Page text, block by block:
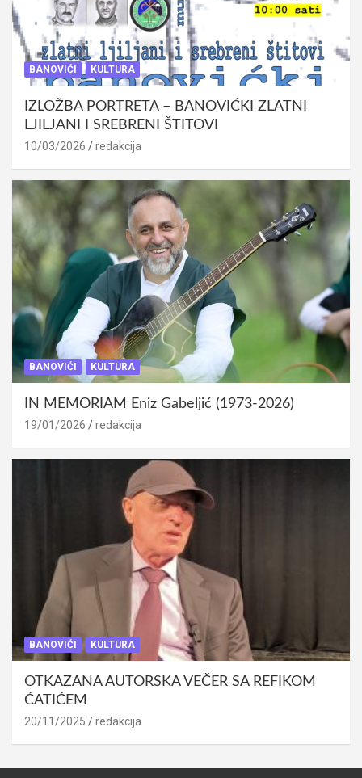
BANOVIĆI KULTURA
IZLOŽBA PORTRETA – BANOVIĆKI ZLATNI
LJILJANI I SREBRENI ŠTITOVI
10/03/2026 redakcija
BANOVIĆI KULTURA
IN MEMORIAM Eniz Gabeljić (1973-2026)
19/01/2026 redakcija
BANOVIĆI KULTURA
OTKAZANA AUTORSKA VEČER SA REFIKOM
ĆATIĆEM
20/11/2025 redakcija